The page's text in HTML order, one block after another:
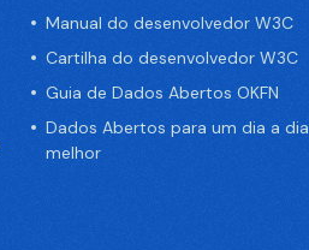
Manual do desenvolvedor W3C
Cartilha do desenvolvedor W3C
Guia de Dados Abertos OKFN
Dados Abertos para um dia a dia
melhor